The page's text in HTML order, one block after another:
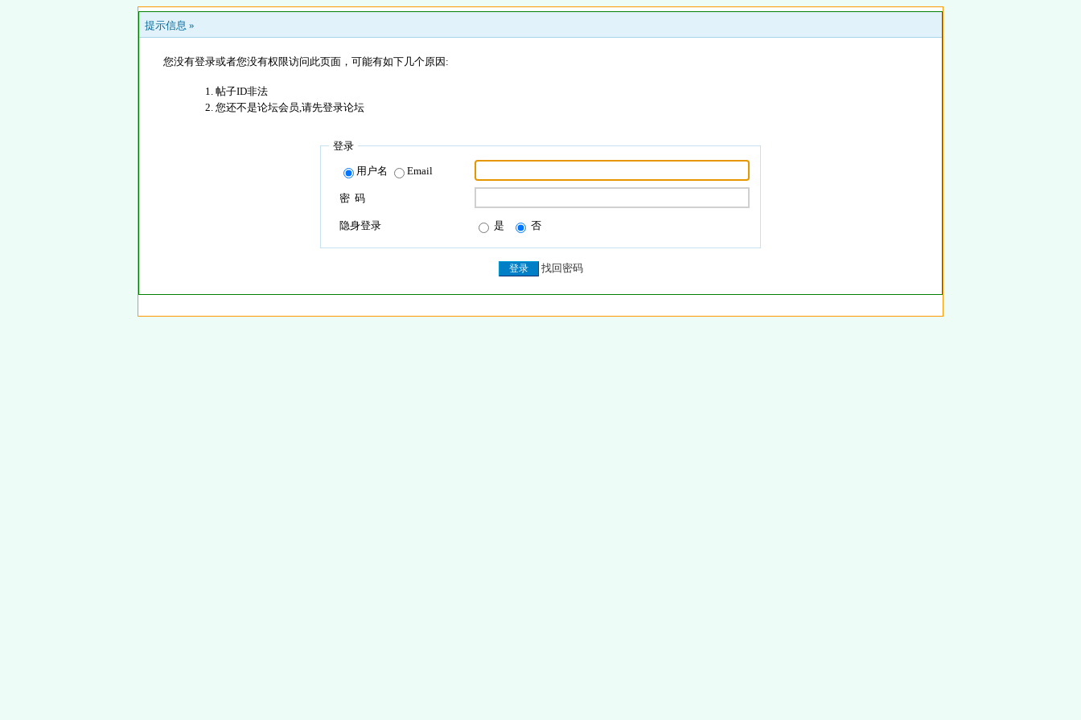
提示信息 »
您没有登录或者您没有权限访问此页面，可能有如下几个原因:
帖子ID非法
您还不是论坛会员,请先登录论坛
登录
用户名 Email
密 码
隐身登录 是 否
找回密码